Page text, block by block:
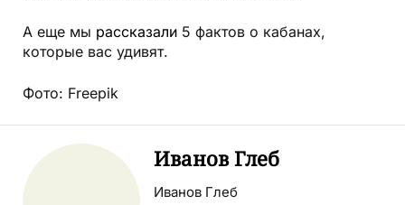
А еще мы рассказали 5 фактов о кабанах,
которые вас удивят.
Фото: Freepik
Иванов Глеб
Иванов Глеб